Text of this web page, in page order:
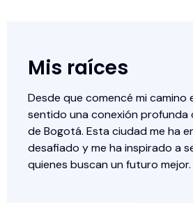
Mis raíces
Desde que comencé mi camino
sentido una conexión profunda
de Bogotá. Esta ciudad me ha
desafiado y me ha inspirado a
quienes buscan un futuro mejor.